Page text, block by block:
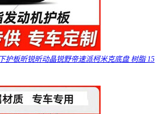
护板昕锐昕动晶锐野帝速派柯米克底盘 树脂 15